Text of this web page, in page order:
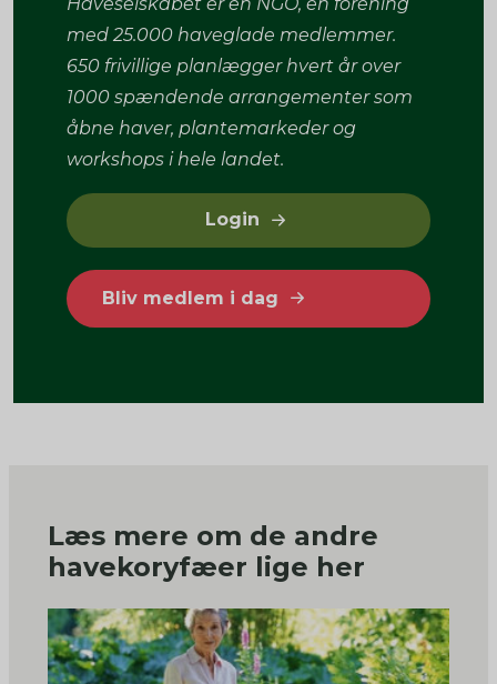
med 25.000 haveglade medlemmer.
650 frivillige planlægger hvert år over
1000 spændende arrangementer som
åbne haver, plantemarkeder og
workshops i hele landet.
Login
Bliv medlem i dag
Læs mere om de andre
havekoryfæer lige her